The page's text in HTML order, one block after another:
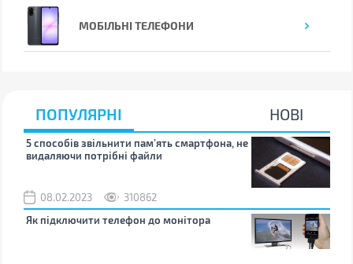
МОБІЛЬНІ ТЕЛЕФОНИ
ПОПУЛЯРНІ НОВІ
5 способів звільнити пам’ять смартфона, не
видаляючи потрібні файли
08.02.2023
310862
Як підключити телефон до монітора